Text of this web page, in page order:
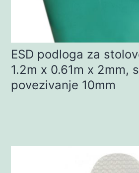
ESD podloga za
1.2m x 0.61m x 2mm,
povezivanje 10mm